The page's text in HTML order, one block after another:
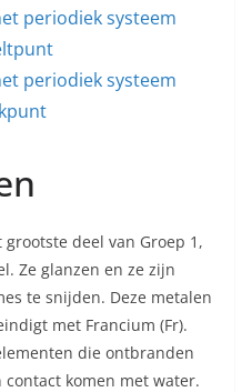
periodiek systeem
periodiek systeem
deel van Groep 1,
Ze glanzen en ze zijn
te snijden. Deze metalen
met Francium (Fr).
die ontbranden
komen met water.